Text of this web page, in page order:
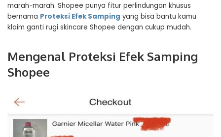
marah-marah. Shopee punya fitur perlindungan khusus
bernama Proteksi Efek Samping yang bisa bantu kamu
klaim ganti rugi skincare Shopee dengan cukup mudah.
Mengenal Proteksi Efek Samping
Shopee